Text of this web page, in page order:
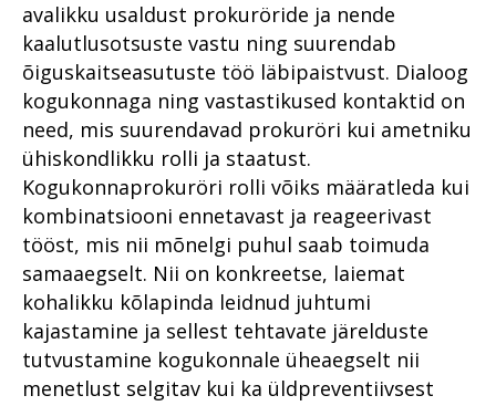
Prokurör ja avalikkus
Prokuratuuri personalitöö
avalikku usaldust prokuröride ja nende
kaalutlusotsuste vastu ning suurendab
õiguskaitseasutuste töö läbipaistvust. Dialoog
kogukonnaga ning vastastikused kontaktid on
need, mis suurendavad prokuröri kui ametniku
ühiskondlikku rolli ja staatust.
Kogukonnaprokuröri rolli võiks määratleda kui
kombinatsiooni ennetavast ja reageerivast
tööst, mis nii mõnelgi puhul saab toimuda
samaaegselt. Nii on konkreetse, laiemat
kohalikku kõlapinda leidnud juhtumi
kajastamine ja sellest tehtavate järelduste
tutvustamine kogukonnale üheaegselt nii
menetlust selgitav kui ka üldpreventiivsest